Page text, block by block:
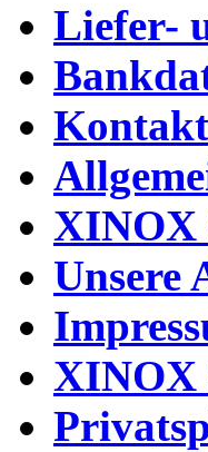
Liefer-
XINOX
Unsere
XINOX